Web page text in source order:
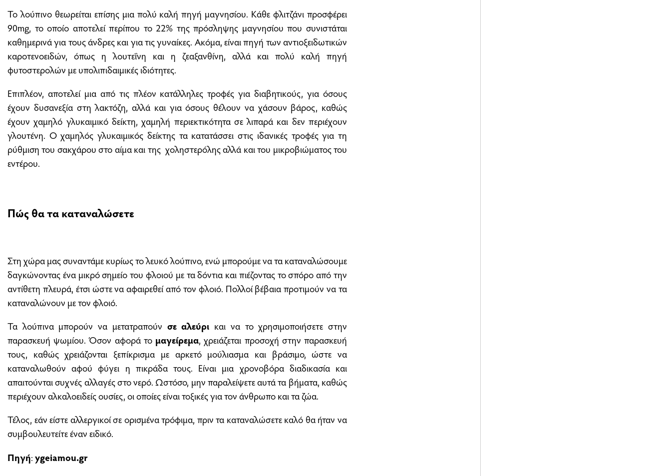
Το λούπινο θεωρείται επίσης μια πολύ καλή πηγή μαγνησίου. Κάθε φλιτζάνι προσφέρει
90mg, το οποίο αποτελεί περίπου το 22% της πρόσληψης μαγνησίου που συνιστάται
καθημερινά για τους άνδρες και για τις γυναίκες. Ακόμα, είναι πηγή των αντιοξειδωτικών
καροτενοειδών, όπως η λουτεΐνη και η ζεαξανθίνη, αλλά και πολύ καλή πηγή
φυτοστερολών με υπολιπιδαιμικές ιδιότητες.
Επιπλέον, αποτελεί μια από τις πλέον κατάλληλες τροφές για διαβητικούς, για όσους
έχουν δυσανεξία στη λακτόζη, αλλά και για όσους θέλουν να χάσουν βάρος, καθώς
έχουν χαμηλό γλυκαιμικό δείκτη, χαμηλή περιεκτικότητα σε λιπαρά και δεν περιέχουν
γλουτένη. Ο χαμηλός γλυκαιμικός δείκτης τα κατατάσσει στις ιδανικές τροφές για τη
ρύθμιση του σακχάρου στο αίμα και της χοληστερόλης αλλά και του μικροβιώματος του
εντέρου.
Πώς θα τα καταναλώσετε
Στη χώρα μας συναντάμε κυρίως το λευκό λούπινο, ενώ μπορούμε να τα καταναλώσουμε
δαγκώνοντας ένα μικρό σημείο του φλοιού με τα δόντια και πιέζοντας το σπόρο από την
αντίθετη πλευρά, έτσι ώστε να αφαιρεθεί από τον φλοιό. Πολλοί βέβαια προτιμούν να τα
καταναλώνουν με τον φλοιό.
Τα λούπινα μπορούν να μετατραπούν σε αλεύρι και να το χρησιμοποιήσετε στην
παρασκευή ψωμίου. Όσον αφορά το μαγείρεμα, χρειάζεται προσοχή στην παρασκευή
τους, καθώς χρειάζονται ξεπίκρισμα με αρκετό μούλιασμα και βράσιμο, ώστε να
καταναλωθούν αφού φύγει η πικράδα τους. Είναι μια χρονοβόρα διαδικασία και
απαιτούνται συχνές αλλαγές στο νερό. Ωστόσο, μην παραλείψετε αυτά τα βήματα, καθώς
περιέχουν αλκαλοειδείς ουσίες, οι οποίες είναι τοξικές για τον άνθρωπο και τα ζώα.
Τέλος, εάν είστε αλλεργικοί σε ορισμένα τρόφιμα, πριν τα καταναλώσετε καλό θα ήταν να
συμβουλευτείτε έναν ειδικό.
Πηγή:ygeiamou.gr